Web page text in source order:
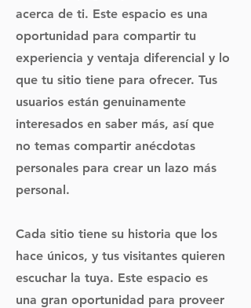
acerca de ti. Este espacio es una
oportunidad para compartir tu
experiencia y ventaja diferencial y lo
que tu sitio tiene para ofrecer. Tus
usuarios están genuinamente
interesados en saber más, así que
no temas compartir anécdotas
personales para crear un lazo más
personal.
Cada sitio tiene su historia que los
hace únicos, y tus visitantes quieren
escuchar la tuya. Este espacio es
una gran oportunidad para proveer